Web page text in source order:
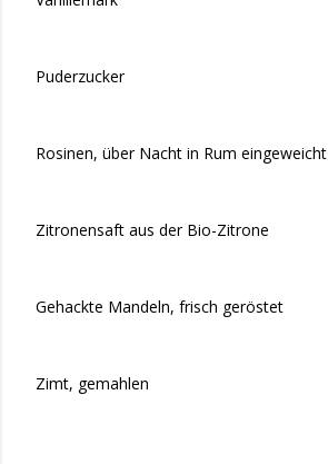
Puderzucker
Rosinen, über Nacht in Rum eingeweicht
Zitronensaft aus der Bio-Zitrone
Gehackte Mandeln, frisch geröstet
Zimt, gemahlen